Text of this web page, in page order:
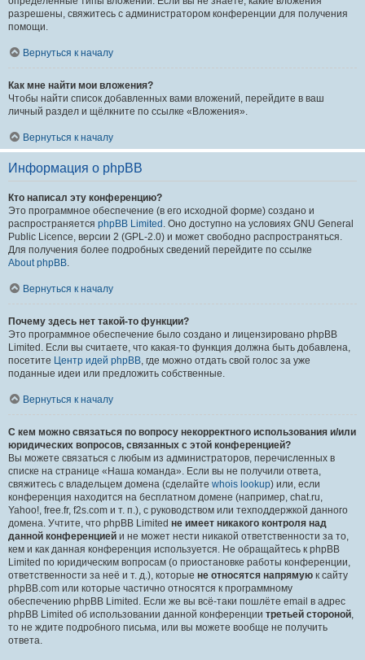
разрешены, свяжитесь с администратором конференции для получения
помощи.
Вернуться к началу
Как мне найти мои вложения?
Чтобы найти список добавленных вами вложений, перейдите в ваш
личный раздел и щёлкните по ссылке «Вложения».
Вернуться к началу
Информация о phpBB
Кто написал эту конференцию?
Это программное обеспечение (в его исходной форме) создано и
распространяется phpBB Limited . Оно доступно на условиях GNU General
Public Licence, версии 2 (GPL-2.0) и может свободно распространяться.
Для получения более подробных сведений перейдите по ссылке
About phpBB.
Вернуться к началу
Почему здесь нет такой-то функции?
Это программное обеспечение было создано и лицензировано phpBB
Limited. Если вы считаете, что какая-то функция должна быть добавлена,
посетите Центр идей phpBB, где можно отдать свой голос за уже
поданные идеи или предложить собственные.
Вернуться к началу
С кем можно связаться по вопросу некорректного использования и/или
юридических вопросов, связанных с этой конференцией?
Вы можете связаться с любым из администраторов, перечисленных в
списке на странице «Наша команда». Если вы не получили ответа,
свяжитесь с владельцем домена (сделайте whois lookup) или, если
конференция находится на бесплатном домене (например, chat.ru,
Yahoo!, free.fr, f2s.com и т. п.), с руководством или техподдержкой данного
домена. Учтите, что phpBB Limited не имеет никакого контроля над
данной конференцией и не может нести никакой ответственности за то,
кем и как данная конференция используется. Не обращайтесь к phpBB
Limited по юридическим вопросам (о приостановке работы конференции,
ответственности за неё и т. д.), которые не относятся напрямую к сайту
phpBB.com или которые частично относятся к программному
обеспечению phpBB Limited. Если же вы всё-таки пошлёте email в адрес
phpBB Limited об использовании данной конференции третьей стороной,
то не ждите подробного письма, или вы можете вообще не получить
ответа.